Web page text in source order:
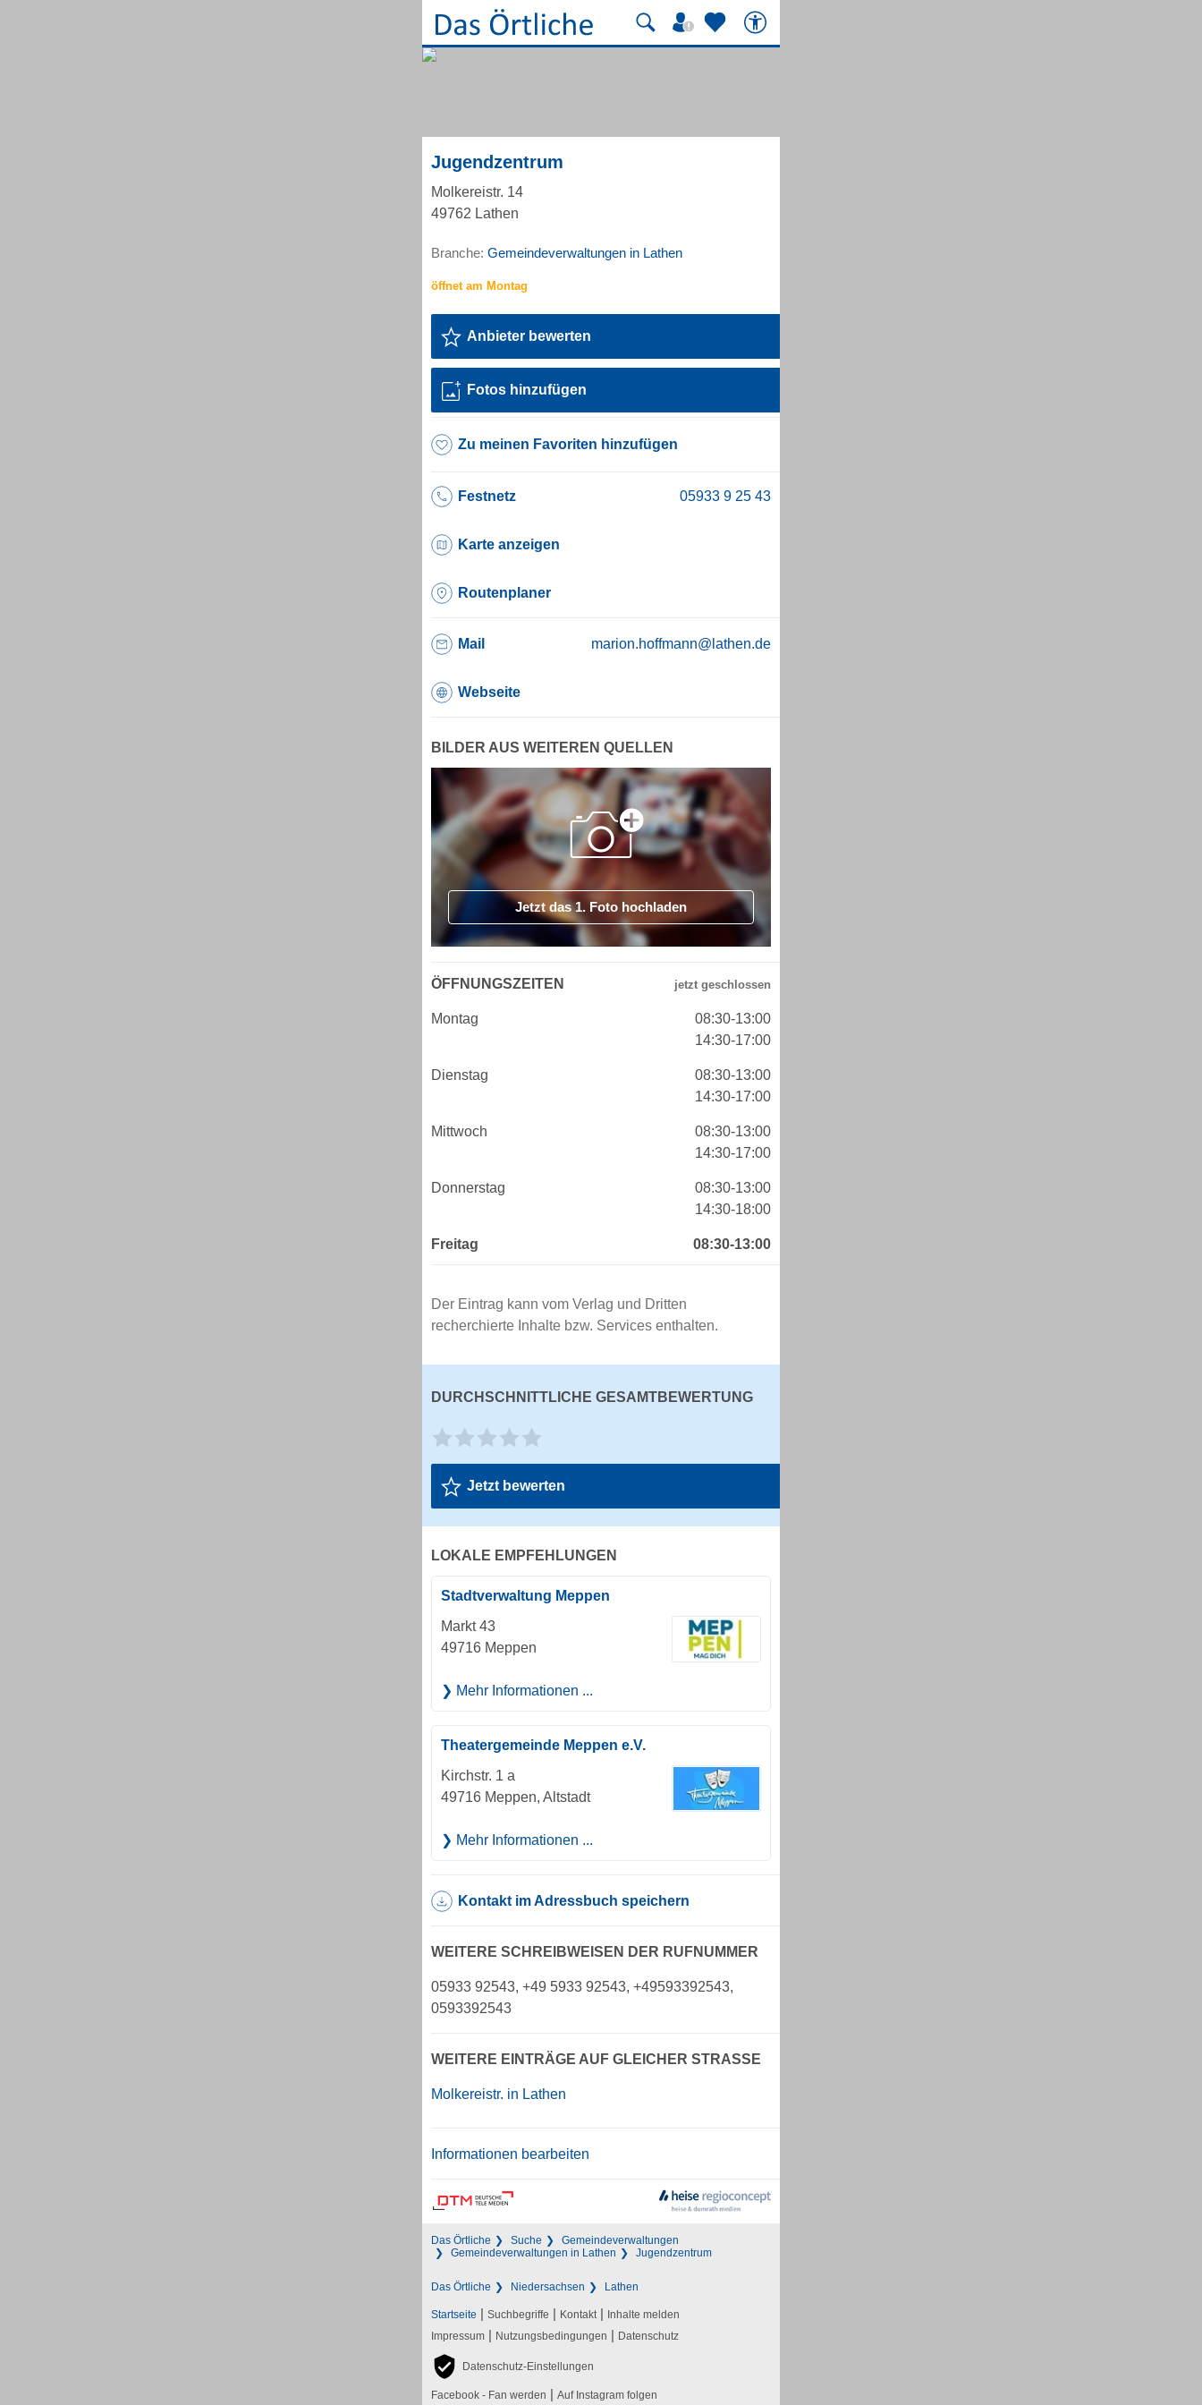
Jugendzentrum
Molkereistr. 14
49762 Lathen
Branche: Gemeindeverwaltungen in Lathen
Anbieter bewerten
Fotos hinzufügen
Zu meinen Favoriten hinzufügen
Festnetz
Karte anzeigen
Routenplaner
Mail marion.hoffmann@lathen.de
Webseite
BILDER AUS WEITEREN QUELLEN
Jetzt das 1. Foto hochladen
ÖFFNUNGSZEITEN
Montag
08:30-13:00
14:30-17:00
Dienstag
08:30-13:00
14:30-17:00
Mittwoch
08:30-13:00
14:30-17:00
Donnerstag
08:30-13:00
14:30-18:00
Freitag 08:30-13:00
Der Eintrag kann vom Verlag und Dritten
recherchierte Inhalte bzw. Services enthalten.
DURCHSCHNITTLICHE GESAMTBEWERTUNG
Jetzt bewerten
LOKALE EMPFEHLUNGEN
Stadtverwaltung Meppen
Markt 43
49716 Meppen
Mehr Informationen ...
Theatergemeinde Meppen e.V.
Kirchstr. 1 a
49716 Meppen, Altstadt
Mehr Informationen ...
Kontakt im Adressbuch speichern
WEITERE SCHREIBWEISEN DER RUFNUMMER
05933 92543, +49 5933 92543, +49593392543,
0593392543
WEITERE EINTRÄGE AUF GLEICHER STRASSE
Molkereistr. in Lathen
Informationen bearbeiten
Das Örtliche Suche
Gemeindeverwaltungen
Gemeindeverwaltungen in Lathen
Jugendzentrum
Das Örtliche Niedersachsen Lathen
Startseite | Suchbegriffe | Kontakt | Inhalte melden
Impressum | Nutzungsbedingungen | Datenschutz
Datenschutz-Einstellungen
Facebook - Fan werden | Auf Instagram folgen